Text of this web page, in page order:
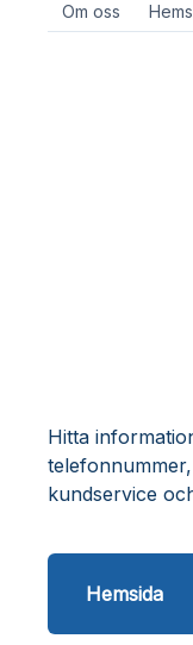
Om oss
Hitta
kundservice
Hemsida